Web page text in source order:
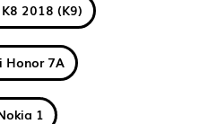
K8 2018 (K9)
Honor 7A
1